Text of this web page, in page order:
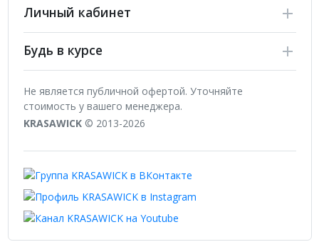
Личный кабинет
Будь в курсе
Не является публичной офертой. Уточняйте
стоимость у вашего менеджера.
KRASAWICK © 2013-2026